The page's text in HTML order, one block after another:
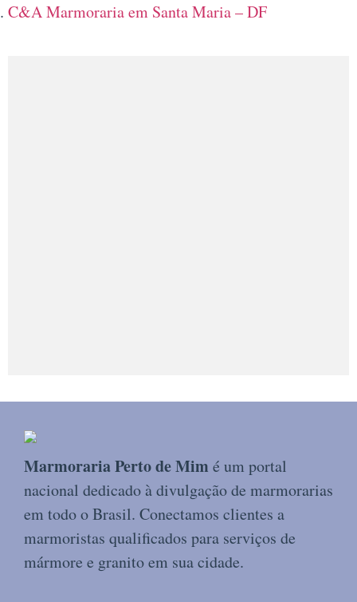
C&A Marmoraria em Santa Maria – DF
Marmoraria Perto de Mim é um portal
nacional dedicado à divulgação de marmorarias
em todo o Brasil. Conectamos clientes a
marmoristas qualificados para serviços de
mármore e granito em sua cidade.